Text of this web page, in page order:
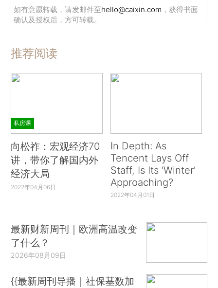
如有意愿转载，请发邮件至hello@caixin.com ，获得书面
确认及授权后，方可转载。
推荐阅读
私房课
向松祚：宏观经济70
讲，带你了解国内外
经济大局
2022年04月06日
In Depth: As
Tencent Lays Off
Staff, Is Its ‘Winter’
Approaching?
2022年04月01日
最新财新周刊｜欧洲高温改变
了什么？
2026年08月09日
{{最新周刊导播｜社保基数加